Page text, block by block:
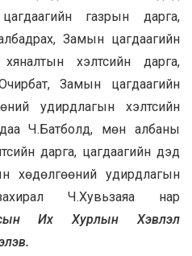
газрын дарга,
Замын цагдаагийн
хэлтсийн дарга,
Замын цагдаагийн
удирдлагын хэлтсийн
Ч.Батболд, мөн албаны
дарга, цагдаагийн дэд
хөдөлгөөний удирдлагын
Ч.Хувьзаяа нар
Их Хурлын Хэвлэл